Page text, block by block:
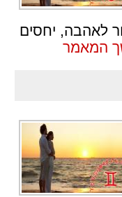
לאהבה, יחסים
המאמר